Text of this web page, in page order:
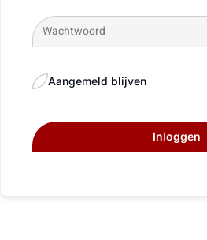
Aangemeld blijven
Inloggen